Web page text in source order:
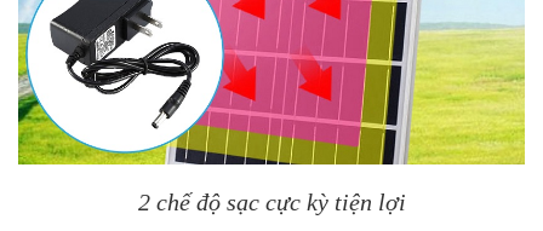
2 chế độ sạc cực kỳ tiện lợi